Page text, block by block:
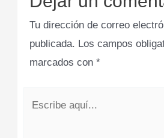
Tu dirección de correo
publicada. Los campos
marcados con*